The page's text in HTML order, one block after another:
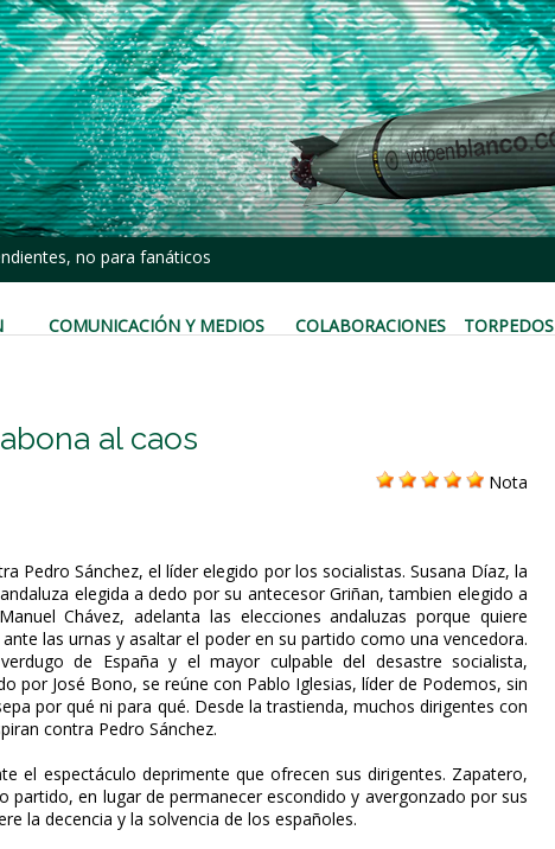
no para fanáticos
COMUNICACIÓN Y MEDIOS COLABORACIONES TORPEDOS
al caos
Nota
Pedro Sánchez, el líder elegido por los socialistas. Susana Díaz, la
elegida a dedo por su antecesor Griñan, tambien elegido a
Chávez, adelanta las elecciones andaluzas porque quiere
las urnas y asaltar el poder en su partido como una vencedora.
de España y el mayor culpable del desastre socialista,
por José Bono, se reúne con Pablo Iglesias, líder de Podemos, sin
por qué ni para qué. Desde la trastienda, muchos dirigentes con
contra Pedro Sánchez.
el espectáculo deprimente que ofrecen sus dirigentes. Zapatero,
en lugar de permanecer escondido y avergonzado por sus
la decencia y la solvencia de los españoles.